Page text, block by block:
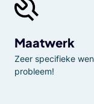
Maatwerk
Zeer specifieke
probleem!